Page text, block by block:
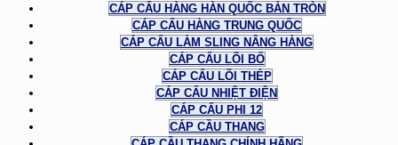
CÁP CẨU HÀNG HÀN QUỐC BẢN TRÒN
CÁP CẨU HÀNG TRUNG QUỐC
CÁP CẨU LÀM SLING NÂNG HÀNG
CÁP CẨU LÕI BỐ
CÁP CẨU LÕI THÉP
CÁP CẨU NHIỆT ĐIỆN
CÁP CẨU PHI 12
CÁP CẦU THANG